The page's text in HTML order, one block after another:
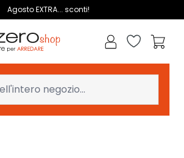
Agosto EXTRA... sconti!
Lista dei